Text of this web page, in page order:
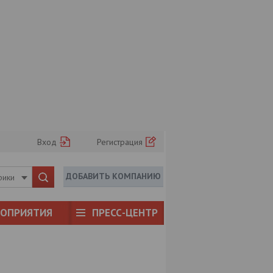
Вход Регистрация
ДОБАВИТЬ КОМПАНИЮ
ПРЕСС-ЦЕНТР